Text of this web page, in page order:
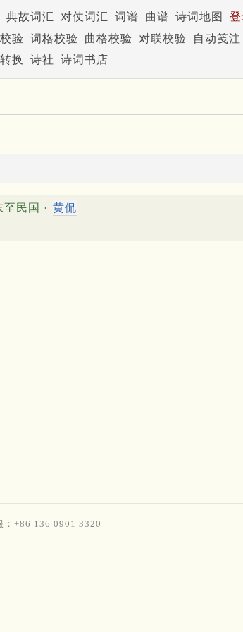
典故词汇 对仗词汇 词谱 曲谱 诗词地图
验 词格校验 曲格校验 对联校验
自动笺注
换 诗社 诗词书店
至民国 · 黄侃
：+86 136 0901 3320